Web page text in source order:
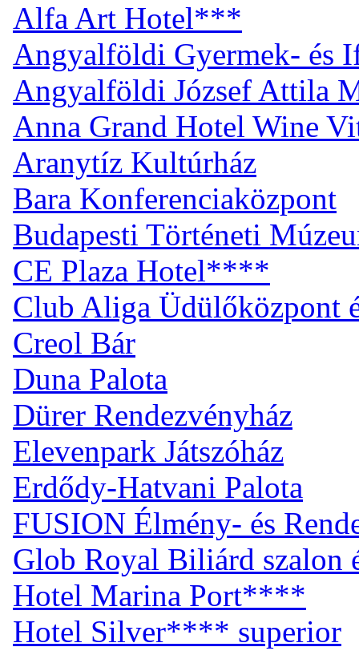
Alfa Art Hotel***
Angyalföldi Gyermek- és
Angyalföldi József Attila
Anna Grand Hotel Wine
Aranytíz Kultúrház
Bara Konferenciaközpont
Budapesti Történeti
CE Plaza Hotel****
Club Aliga Üdülőközpont
Creol Bár
Duna Palota
Dürer Rendezvényház
Elevenpark Játszóház
Erdődy-Hatvani Palota
FUSION Élmény- és
Glob Royal Biliárd szalon
Hotel Marina Port****
Hotel Silver**** superior